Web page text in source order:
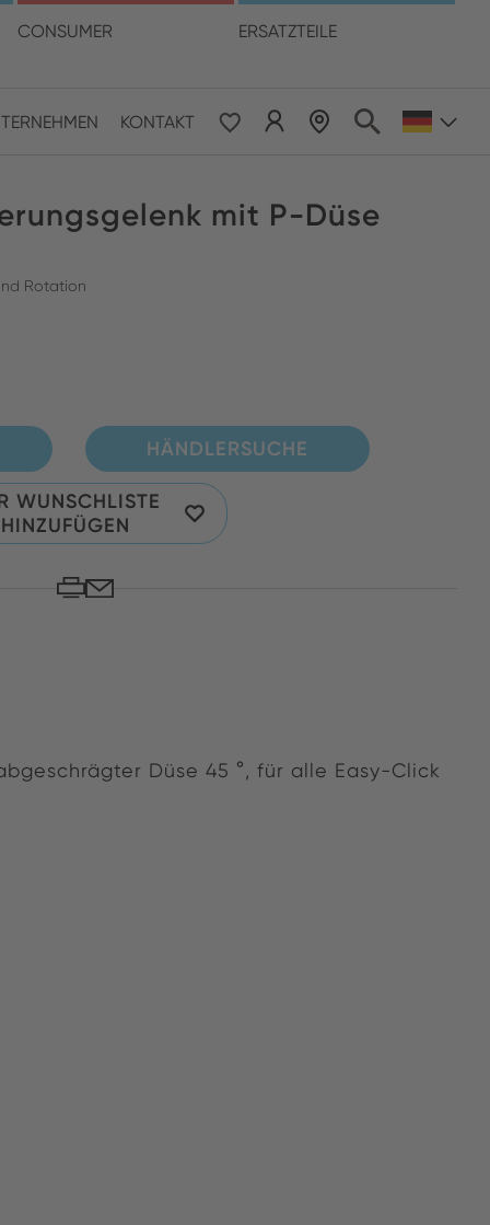
CONSUMER ERSATZTEILE
KONTAKT
Sprache
Pacific
mit P-Düse
Rotation
HÄNDLERSUCHE
WUNSCHLISTE
HINZUFÜGEN
Düse 45 °, für alle Easy-Click